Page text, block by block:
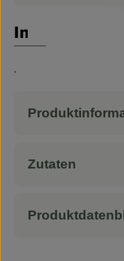
Info
.
Zutaten